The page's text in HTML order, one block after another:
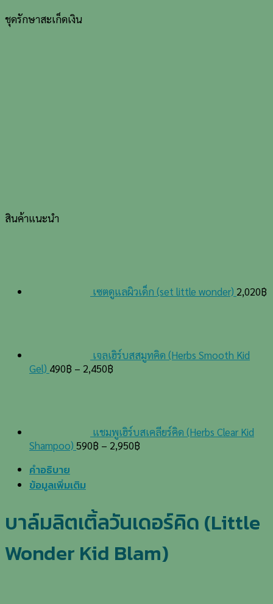
ชุดรักษาสะเก็ดเงิน
สินค้าแนะนำ
เซตดูแลผิวเด็ก (set little wonder) 2,020฿
เจลเฮิร์บสสมูทคิด (Herbs Smooth Kid
Gel) 490฿ – 2,450฿
แชมพูเฮิร์บสเคลียร์คิด (Herbs Clear Kid
Shampoo) 590฿ – 2,950฿
คำอธิบาย
ข้อมูลเพิ่มเติม
บาล์มลิตเติ้ลวันเดอร์คิด (Little
Wonder Kid Blam)